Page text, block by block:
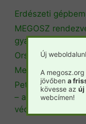
Erdészeti
MEGOSZ
gyakorolt hatásiról
Országos
Megalakult az
Petíciót indított a
– a gazdák és az
védelmében
Új
A
jövőben a
kövesse az új
webcímen!